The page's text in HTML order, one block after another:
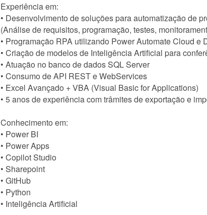
Experiência em:
• Desenvolvimento de soluções para automatização de
(Análise de requisitos, programação, testes,
• Programação RPA utilizando Power Automate Cloud e
• Criação de modelos de Inteligência Artificial para
• Atuação no banco de dados SQL Server
• Consumo de API REST e WebServices
• Excel Avançado + VBA (Visual Basic for Applications)
• 5 anos de experiência com trâmites de exportação e
Conhecimento em:
• Power BI
• Power Apps
• Copilot Studio
• Sharepoint
• GitHub
• Python
• Inteligência Artificial